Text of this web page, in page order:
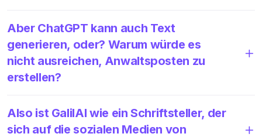
Aber ChatGPT kann auch Text
generieren, oder? Warum würde es
nicht ausreichen, Anwaltsposten zu
erstellen?
Also ist GalilAI wie ein Schriftsteller, der
sich auf die sozialen Medien von